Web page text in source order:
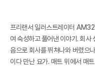
프리랜서 일러스트레이터
여 숙성하고 풀어낸 이야기. 회사
음으로 회사를 뛰쳐나와 버렸으
이다 만난 요가. 매트 위에서 매